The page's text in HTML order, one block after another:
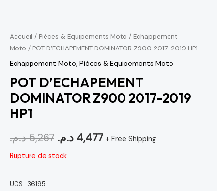
Accueil / Pièces & Equipements Moto / Echappement
Moto / POT D’ECHAPEMENT DOMINATOR Z900 2017-2019 HP1
Echappement Moto, Pièces & Equipements Moto
POT D’ECHAPEMENT
DOMINATOR Z900 2017-2019
HP1
5,267 د.م. 4,477 د.م.
+ Free Shipping
Rupture de stock
UGS : 36195